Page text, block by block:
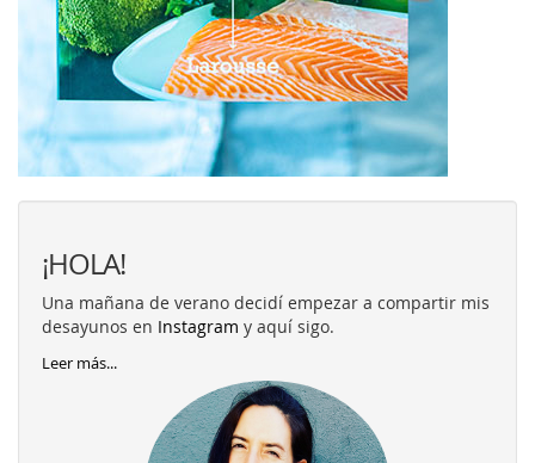
¡HOLA!
Una mañana de verano decidí empezar a compartir mis
desayunos en Instagram y aquí sigo.
Leer más...